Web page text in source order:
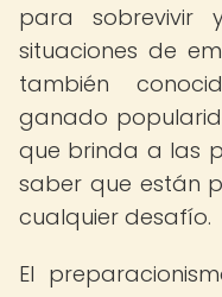
para sobrevivir
situaciones de
también
ganado
que brinda a las
saber que están
cualquier desafío.
El